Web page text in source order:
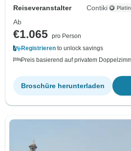
Reiseveranstalter
Contiki
Ab
€1.065 pro Person
Registrieren to unlock savings
Preis basierend auf privatem
Broschüre herunterladen